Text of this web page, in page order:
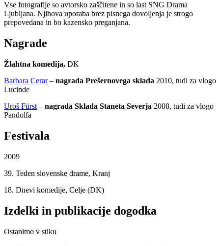
Vse fotografije so avtorsko zaščitene in so last SNG Drama
Ljubljana. Njihova uporaba brez pisnega dovoljenja je strogo
prepovedana in bo kazensko preganjana.
Nagrade
Žlahtna komedija, DK
Barbara Cerar– nagrada Prešernovega sklada 2010, tudi za vlogo
Lucinde
Uroš Fürst – nagrada Sklada Staneta Severja 2008, tudi za vlogo
Pandolfa
Festivala
2009
39. Teden slovenske drame, Kranj
18. Dnevi komedije, Celje (DK)
Izdelki in publikacije dogodka
Ostanimo v stiku